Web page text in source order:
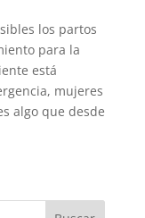
los partos
para la
está
mujeres
algo que desde